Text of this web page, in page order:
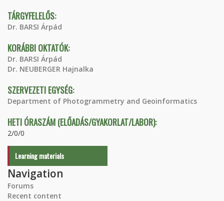
TÁRGYFELELŐS:
Dr. BARSI Árpád
KORÁBBI OKTATÓK:
Dr. BARSI Árpád
Dr. NEUBERGER Hajnalka
SZERVEZETI EGYSÉG:
Department of Photogrammetry and Geoinformatics
HETI ÓRASZÁM (ELŐADÁS/GYAKORLAT/LABOR):
2/0/0
Learning materials
Navigation
Forums
Recent content